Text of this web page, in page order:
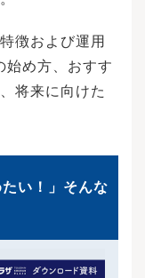
徴および運用
始め方、おすす
将来に向けた
い！」そんな